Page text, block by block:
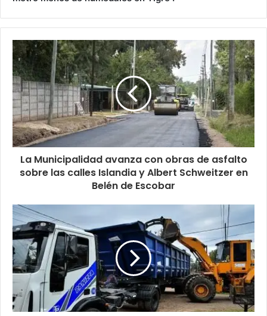
La Municipalidad avanza con obras de asfalto
sobre las calles Islandia y Albert Schweitzer en
Belén de Escobar